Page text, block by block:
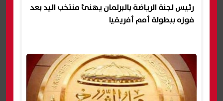
رئيس لجنة الرياضة بالبرلمان يهنئ منتخب اليد بعد
فوزه ببطولة أمم أفريقيا